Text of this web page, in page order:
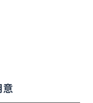
意